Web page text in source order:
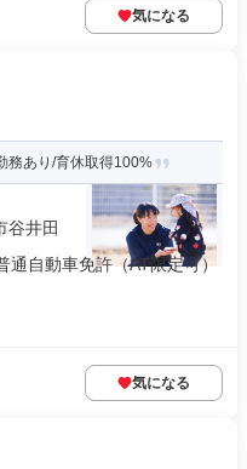
気になる
務あり/育休取得100%
谷井田
通自動車免許（AT限定可）
気になる